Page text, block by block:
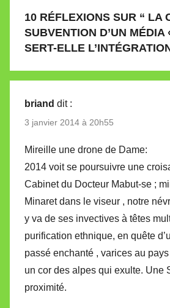
10 RÉFLEXIONS SUR “ LA
SUBVENTION D’UN MÉDIA
SERT-ELLE
briand dit :
3 janvier 2014 à 20h55
Mireille une drone de Dame:
2014 voit se poursuivre une
Cabinet du Docteur Mabut-se ;
Minaret dans le viseur , notre
y va de ses invectives à têtes
purification ethnique, en quête
passé enchanté , varices au
un cor des alpes qui exulte. Une
proximité.